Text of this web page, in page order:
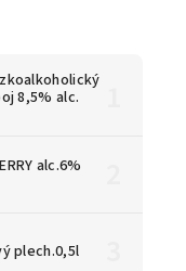
8,5% alc.
alc.6%
plech.0,5l